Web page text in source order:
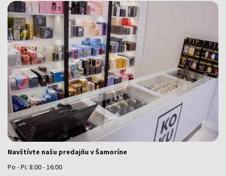
Navštívte našu predajňu v Šamoríne
Po - Pi: 8:00 - 16:00